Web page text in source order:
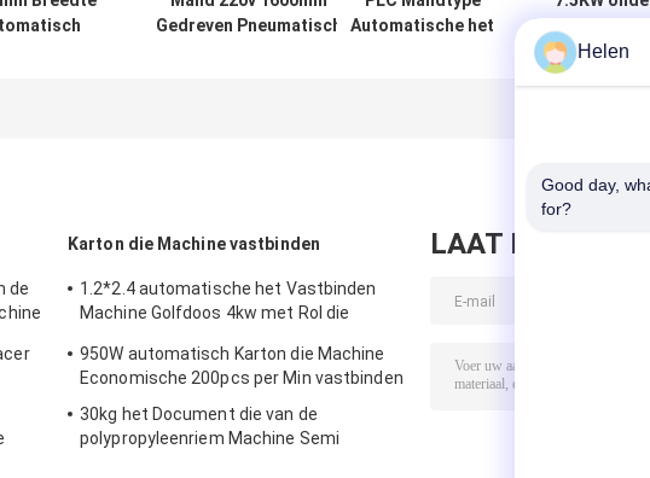
Gedreven Pneumatisch
Automatische het
1.8m het
de
de
Karton die Machine vastbinden
1.2*2.4 automatische het Vastbinden
Machine Golfdoos 4kw met Rol die
950W automatisch Karton die Machine
Economische 200pcs per Min vastbinden
30kg het Document die van de
polypropyleenriem Machine Semi
LAAT BERICHT
Helen
Good day,
for?